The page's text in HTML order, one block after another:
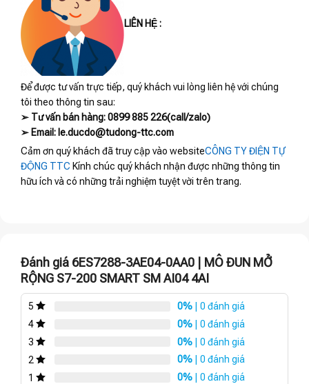
LIÊN HỆ :
Để được tư vấn trực tiếp, quý khách vui lòng liên hệ với chúng
tôi theo thông tin sau:
➢ Tư vấn bán hàng: 0899 885 226(call/zalo)
➢ Email: le.ducdo@tudong-ttc.com
Cảm ơn quý khách đã truy cập vào websiteCÔNG TY ĐIỆN TỰ
ĐỘNG TTC Kính chúc quý khách nhận được những thông tin
hữu ích và có những trải nghiệm tuyệt vời trên trang.
Đánh giá 6ES7288-3AE04-0AA0 | MÔ ĐUN MỞ
RỘNG S7-200 SMART SM AI04 4AI
5 0% | 0 đánh giá
4
0% | 0 đánh giá
3
0% | 0 đánh giá
2
0% | 0 đánh giá
1
0% | 0 đánh giá